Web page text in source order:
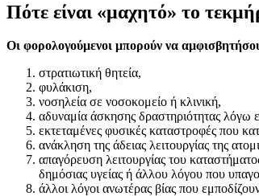
Πότε είναι «μαχητό» το
Οι φορολογούμενοι μπορούν να
στρατιωτική θητεία,
φυλάκιση,
νοσηλεία σε νοσοκομείο ή κλινική,
αδυναμία άσκησης δραστηριότητας λόγω
εκτεταμένες φυσικές καταστροφές που
ανάκληση της άδειας λειτουργίας της
απαγόρευση λειτουργίας του
δημόσιας υγείας ή άλλου λόγου που
άλλοι λόγοι ανωτέρας βίας που